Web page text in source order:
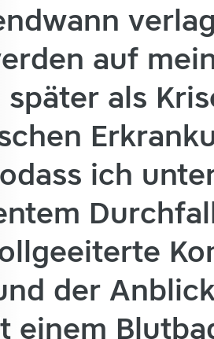
auf
später als
ich
der
einem